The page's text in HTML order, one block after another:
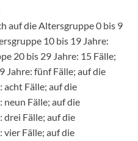
auf die Altersgruppe 0 bis 9
10 bis 19 Jahre:
20 bis 29 Jahre: 15 Fälle;
Jahre: fünf Fälle; auf die
acht Fälle; auf die
Fälle; auf die
drei Fälle; auf die
vier Fälle; auf die